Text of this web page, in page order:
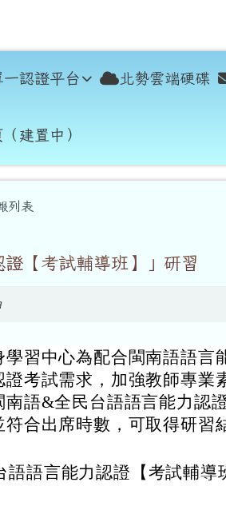
一認證平台 北勢雲端硬碟
建置中）
列表
證【考試輔導班】」研習
習中心為配合閩南語語言
考試需求，加強教師專業
南語&全民台語語言能力認
合出席時數，可取得研習
語言能力認證【考試輔導